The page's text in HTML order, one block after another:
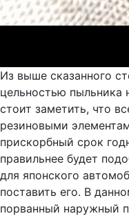
Из выше сказанного
цельностью пыльника
стоит заметить, что
резиновыми
прискорбный срок
правильнее будет
для японского
поставить его. В
порванный наружный